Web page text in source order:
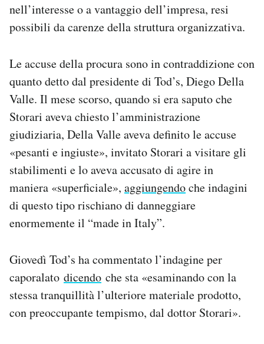
nell’interesse o a vantaggio dell’impresa, resi
possibili da carenze della struttura organizzativa.
Le accuse della procura sono in contraddizione con
quanto detto dal presidente di Tod’s, Diego Della
Valle. Il mese scorso, quando si era saputo che
Storari aveva chiesto l’amministrazione
giudiziaria, Della Valle aveva definito le accuse
«pesanti e ingiuste», invitato Storari a visitare gli
stabilimenti e lo aveva accusato di agire in
maniera «superficiale», aggiungendoche indagini
di questo tipo rischiano di danneggiare
enormemente il “made in Italy”.
Giovedì Tod’s ha commentato l’indagine per
caporalato dicendo che sta «esaminando con la
stessa tranquillità l’ulteriore materiale prodotto,
con preoccupante tempismo, dal dottor Storari».